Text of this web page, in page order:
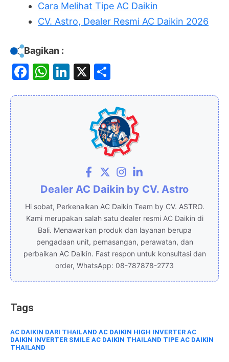
Cara Melihat Tipe AC Daikin
CV. Astro, Dealer Resmi AC Daikin 2026
Bagikan :
F
W Li X
ar
e
Dealer AC Daikin by CV. Astro
Hi sobat, Perkenalkan AC Daikin Team by CV. ASTRO.
Kami merupakan salah satu dealer resmi AC Daikin di
Bali. Menawarkan produk dan layanan berupa
pengadaan unit, pemasangan, perawatan, dan
perbaikan AC Daikin. Fast respon untuk konsultasi dan
order, WhatsApp: 08-787878-2773
Tags
AC DAIKIN DARI THAILAND AC DAIKIN HIGH INVERTER AC
DAIKIN INVERTER SMILE AC DAIKIN THAILAND TIPE AC DAIKIN
THAILAND